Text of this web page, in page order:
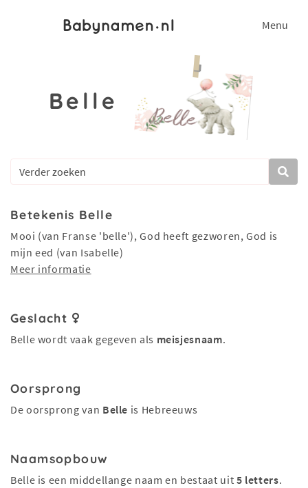
Menu
Belle
Betekenis Belle
Mooi (van Franse 'belle'), God heeft gezworen, God is
mijn eed (van Isabelle)
Meer informatie
Geslacht
Belle wordt vaak gegeven als meisjesnaam.
Oorsprong
De oorsprong van Belle is Hebreeuws
Naamsopbouw
Belle is een middellange naam en bestaat uit 5 letters.